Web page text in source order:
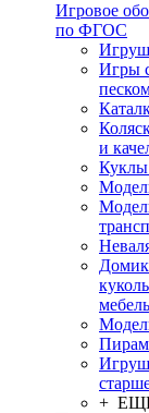
Игровое
по ФГОС
Игры
и
+